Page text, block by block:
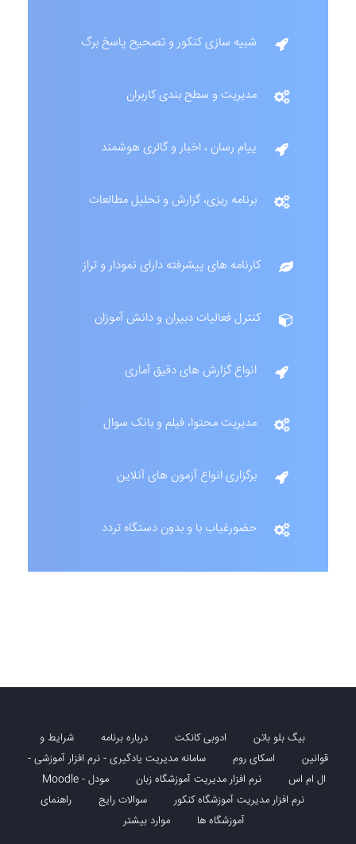
شبیه سازی کنکور و تصحیح پاسخ برگ
مدیریت و سطح بندی کاربران
پیام رسان ، اخبار و گالری هوشمند
برنامه ریزی، گزارش و تحلیل مطالعات
کارنامه های پیشرفته دارای نمودار و تراز
کنترل فعالیات دبیران و دانش آموزان
انواع گزارش های دقیق آماری
مدیریت محتوا، فیلم و بانک سوال
برگزاری انواع آزمون های آنلاین
حضورغیاب با و بدون دستگاه تردد
بیگ بلو باتن ادوبی کانکت درباره برنامه
شرایط و
قوانین
اسکای روم
سامانه مدیریت یادگیری - نرم افزار آموزشی -
ال ام اس
نرم افزار مدیریت آموزشگاه زبان
مودل - Moodle
نرم افزار مدیریت آموزشگاه کنکور
سوالات رایج
راهنمای
آموزشگاه ها
موارد بیشتر